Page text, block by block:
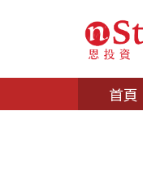
首頁